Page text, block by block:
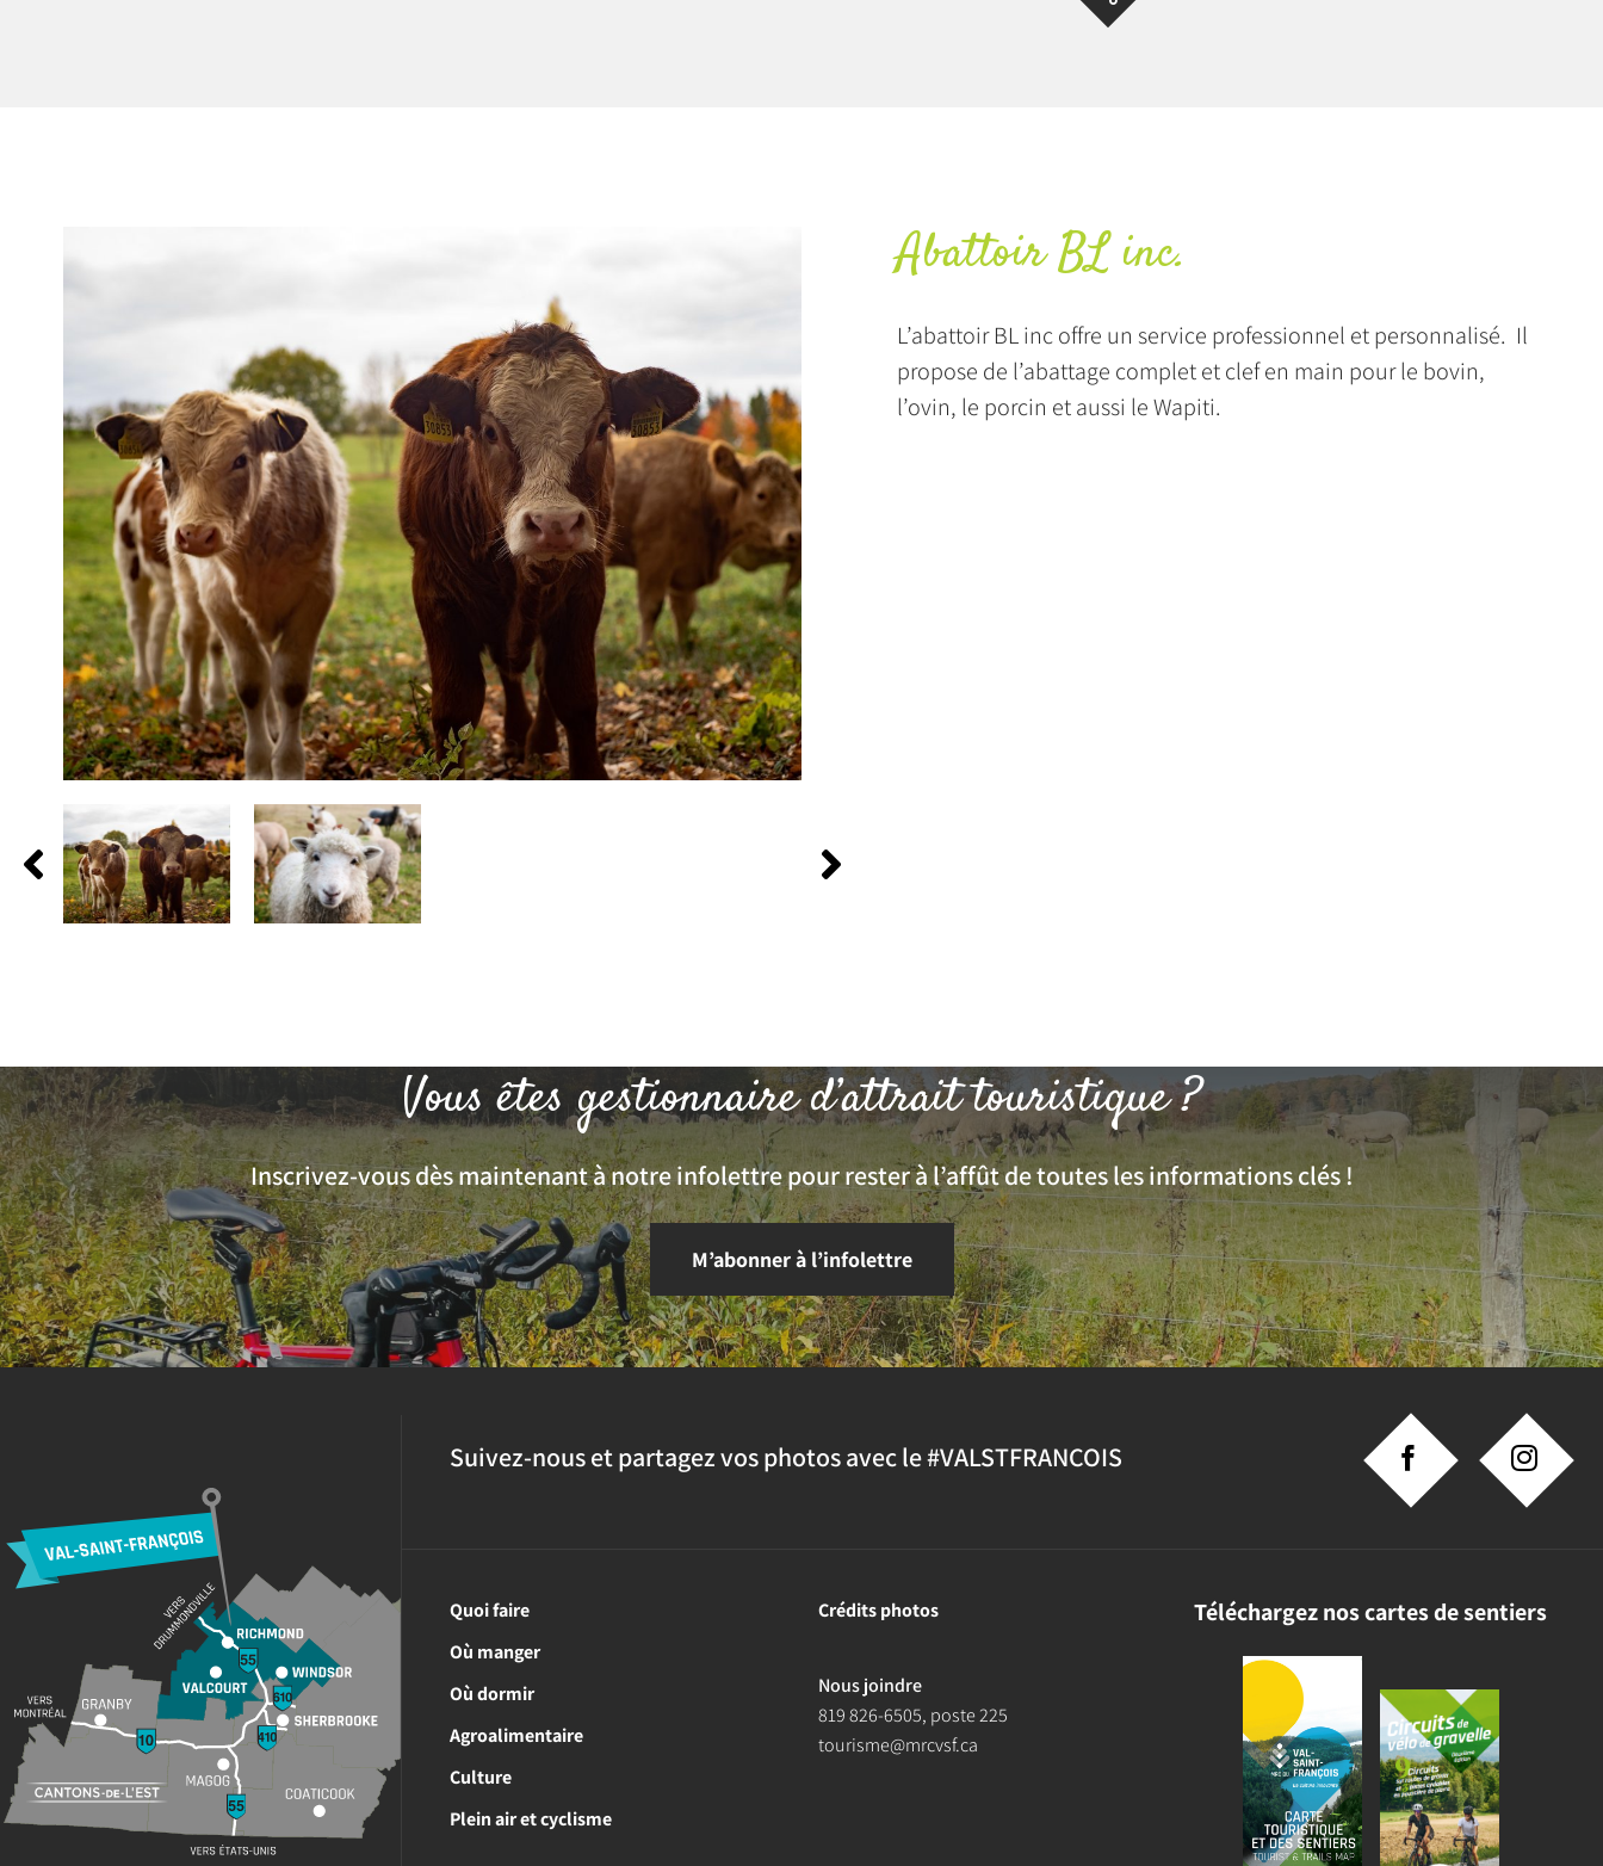
Abattoir BL inc.
L’abattoir BL inc offre un service professionnel et personnalisé. Il
propose de l’abattage complet et clef en main pour le bovin,
l’ovin, le porcin et aussi le Wapiti.
Vous êtes gestionnaire d’attrait touristique ?
Inscrivez-vous dès maintenant à notre infolettre pour rester à l’affût de toutes les informations clés !
M’abonner à l’infolettre
Suivez-nous et partagez vos photos avec le #VALSTFRANCOIS
Quoi faire
Où manger
Où dormir
Agroalimentaire
Culture
Plein air et cyclisme
Crédits photos
Nous joindre
819 826-6505, poste 225
tourisme@mrcvsf.ca
Téléchargez nos cartes de sentiers